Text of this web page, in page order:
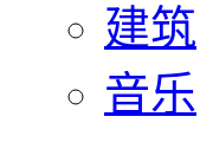
建筑
音乐